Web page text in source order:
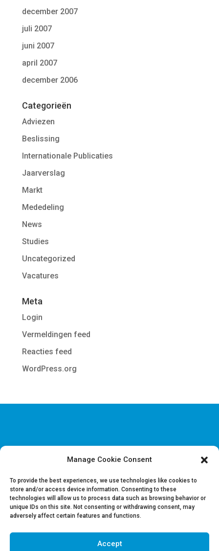
Manage Cookie Consent
To provide the best experiences, we use technologies like cookies to
store and/or access device information. Consenting to these
technologies will allow us to process data such as browsing behavior or
unique IDs on this site. Not consenting or withdrawing consent, may
adversely affect certain features and functions.
Accept
december 2007
juli 2007
juni 2007
april 2007
december 2006
Categorieën
Adviezen
Beslissing
Internationale Publicaties
Jaarverslag
Markt
Mededeling
News
Studies
Uncategorized
Vacatures
Meta
Login
Vermeldingen feed
Reacties feed
WordPress.org
Disclaimer & Juridische Informatie
Vacatures
Contacteer ons